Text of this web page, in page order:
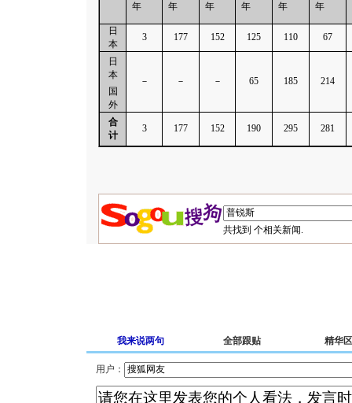
年
年
年
年
年
年
日
本
3 177 152 125 110 67
日
本
国
外
－ － － 65 185 214
合
计
3 177 152 190 295 281
共找到 个相关新闻.
我来说两句 全部跟贴 精华区
用户：